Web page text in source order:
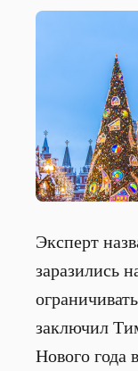
Эксперт
заразились
заключил
Нового года